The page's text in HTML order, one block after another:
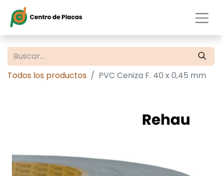
Todos los productos PVC Ceniza F. 40 x 0,45 mm